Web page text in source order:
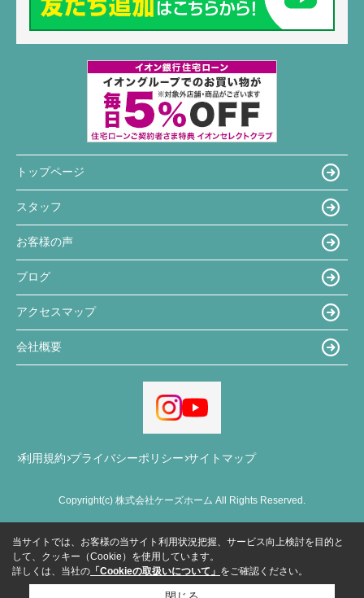
トップページ
スタッフ
お客様の声
ブログ
アクセスマップ
会社概要
利用規約 プライバシーポリシー サイトマップ
Copyright(c) 株式会社ケーズホーム All Rights Reserved.
当サイトでは、お客様の当サイト利用状況把握、サービス向上検討を目的と
して、クッキー（Cookie）を使用しています。
詳しくは、当社の 「Cookieの取扱いについて」 をご確認ください。